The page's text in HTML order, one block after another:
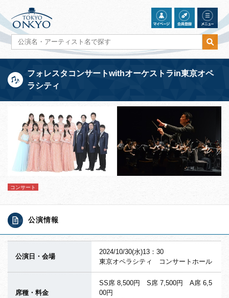
フォレスタコンサートwithオーケストラin東京オペ
ラシティ
コンサート
公演情報
公演日・会場
2024/10/30(水)13：30
東京オペラシティ コンサートホール
席種・料金
SS席 8,500円 S席 7,500円 A席 6,5
00円